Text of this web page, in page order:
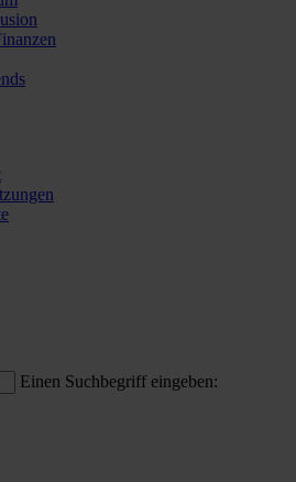
Einen Suchbegriff eingeben: